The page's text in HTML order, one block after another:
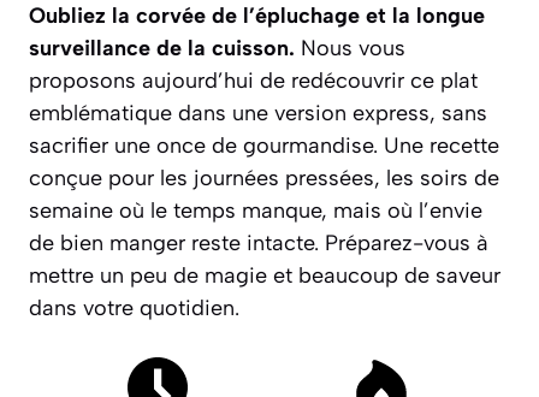
Oubliez la corvée de l’épluchage et la longue
surveillance de la cuisson. Nous vous
proposons aujourd’hui de redécouvrir ce plat
emblématique dans une version express, sans
sacrifier une once de gourmandise. Une recette
conçue pour les journées pressées, les soirs de
semaine où le temps manque, mais où l’envie
de bien manger reste intacte. Préparez-vous à
mettre un peu de magie et beaucoup de saveur
dans votre quotidien.